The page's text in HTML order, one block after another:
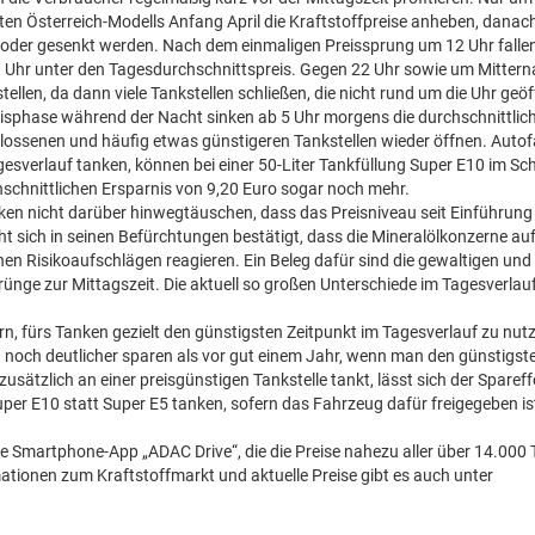
Österreich-Modells Anfang April die Kraftstoffpreise anheben,
gesenkt werden. Nach dem einmaligen Preissprung um 12 Uhr
unter den Tagesdurchschnittspreis. Gegen 22 Uhr sowie um
da dann viele Tankstellen schließen, die nicht rund um die Uhr
während der Nacht sinken ab 5 Uhr morgens die
und häufig etwas günstigeren Tankstellen wieder öffnen.
tanken, können bei einer 50-Liter Tankfüllung Super E10 im
Ersparnis von 9,20 Euro sogar noch mehr.
nicht darüber hinwegtäuschen, dass das Preisniveau seit Einführung
sich in seinen Befürchtungen bestätigt, dass die Mineralölkonzerne
Risikoaufschlägen reagieren. Ein Beleg dafür sind die gewaltigen und
zur Mittagszeit. Die aktuell so großen Unterschiede im
fürs Tanken gezielt den günstigsten Zeitpunkt im Tagesverlauf zu
deutlicher sparen als vor gut einem Jahr, wenn man den
an einer preisgünstigen Tankstelle tankt, lässt sich der
E10 statt Super E5 tanken, sofern das Fahrzeug dafür freigegeben
App „ADAC Drive“, die die Preise nahezu aller über 14.000
zum Kraftstoffmarkt und aktuelle Preise gibt es auch unter